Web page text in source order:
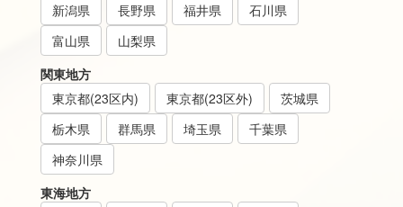
新潟県
長野県 福井県
石川県
富山県
山梨県
関東地方
東京都(23区内)
東京都(23区外)
茨城県
栃木県
群馬県 埼玉県
千葉県
神奈川県
東海地方